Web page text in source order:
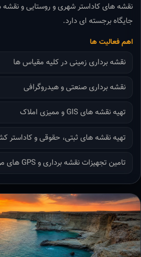
نقشه های کاداستر شهری و روستایی و
جایگاه برجسته ای دارد.
اهم فعالیت ها
نقشه برداری زمینی در کلیه مقیاس ها
نقشه برداری صنعتی و هیدروگرافی
تهیه نقشه های GIS و ممیزی املاک
تهیه نقشه های ثبتی، حقوقی و کاداستر
تامین تجهیزات نقشه برداری و GPS های مولتی فرکانس